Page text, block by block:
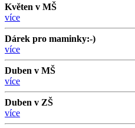
Květen v MŠ
více
Dárek pro maminky:-)
více
Duben v MŠ
více
Duben v ZŠ
více